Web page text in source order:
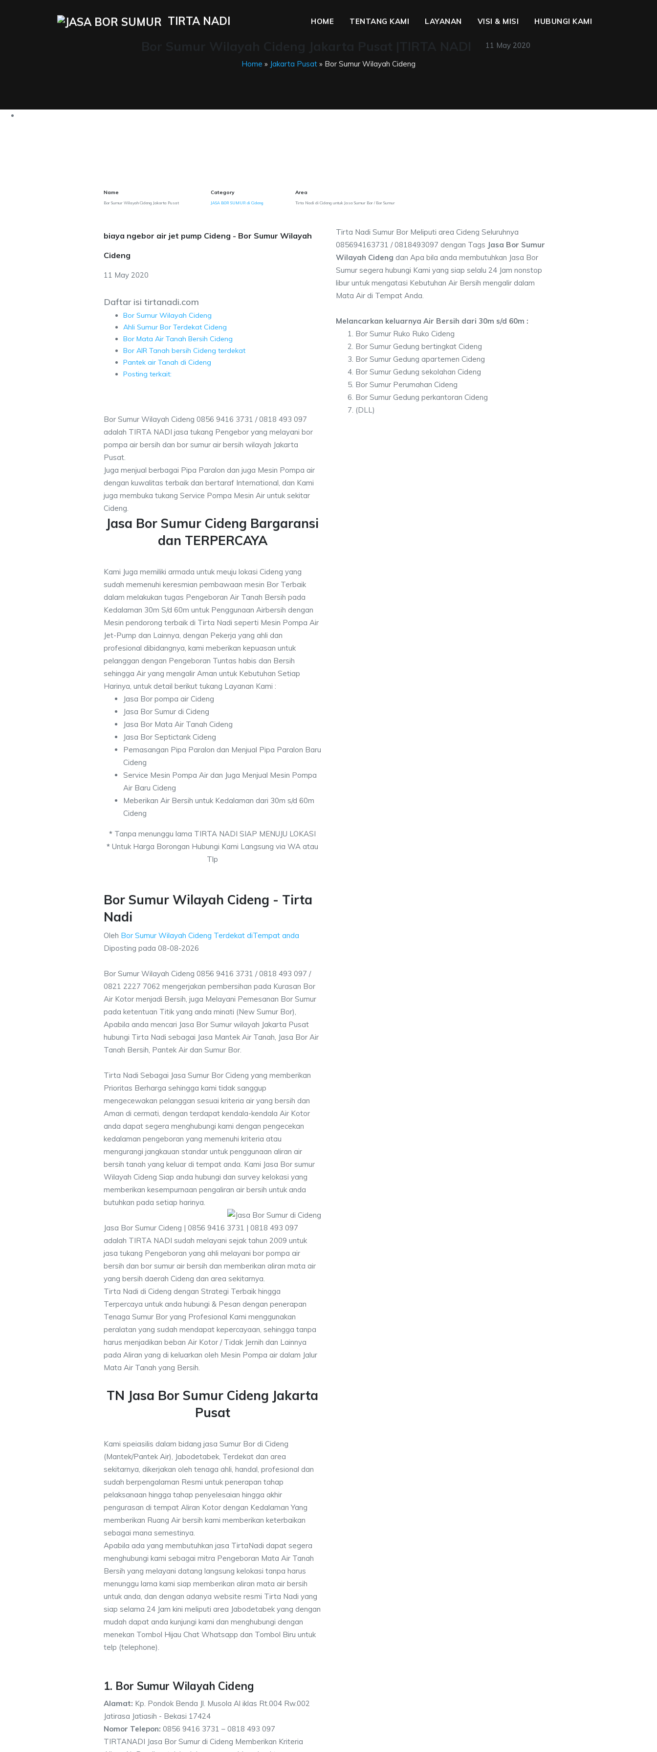
TIRTA NADI HOME TENTANG KAMI LAYANAN VISI & MISI HUBUNGI KAMI
11 May 2020
Home » Jakarta Pusat » Bor Sumur Wilayah Cideng
Name
Bor Sumur Wilayah Cideng Jakarta Pusat
Category
JASA BOR SUMUR di Cideng
Area
Tirta Nadi di Cideng untuk Jasa Sumur Bor / Bor Sumur
biaya ngebor air jet pump Cideng - Bor Sumur Wilayah
Cideng
11 May 2020
Daftar isi tirtanadi.com
Bor Sumur Wilayah Cideng
Ahli Sumur Bor Terdekat Cideng
Bor Mata Air Tanah Bersih Cideng
Bor AIR Tanah bersih Cideng terdekat
Pantek air Tanah di Cideng
Posting terkait:
Bor Sumur Wilayah Cideng 0856 9416 3731 / 0818 493 097
adalah TIRTA NADI jasa tukang Pengebor yang melayani bor
pompa air bersih dan bor sumur air bersih wilayah Jakarta
Pusat.
Juga menjual berbagai Pipa Paralon dan juga Mesin Pompa air
dengan kuwalitas terbaik dan bertaraf International, dan Kami
juga membuka tukang Service Pompa Mesin Air untuk sekitar
Cideng.
Jasa Bor Sumur Cideng Bargaransi
dan TERPERCAYA
Tirta Nadi Sumur Bor Meliputi area Cideng Seluruhnya
085694163731 / 0818493097 dengan Tags Jasa Bor Sumur
Wilayah Cideng dan Apa bila anda membutuhkan Jasa Bor
Sumur segera hubungi Kami yang siap selalu 24 Jam nonstop
libur untuk mengatasi Kebutuhan Air Bersih mengalir dalam
Mata Air di Tempat Anda.
Melancarkan keluarnya Air Bersih dari 30m s/d 60m :
Bor Sumur Ruko Ruko Cideng
Bor Sumur Gedung bertingkat Cideng
Bor Sumur Gedung apartemen Cideng
Bor Sumur Gedung sekolahan Cideng
Bor Sumur Perumahan Cideng
Bor Sumur Gedung perkantoran Cideng
(DLL)
Kami Juga memiliki armada untuk meuju lokasi Cideng yang
sudah memenuhi keresmian pembawaan mesin Bor Terbaik
dalam melakukan tugas Pengeboran Air Tanah Bersih pada
Kedalaman 30m S/d 60m untuk Penggunaan Airbersih dengan
Mesin pendorong terbaik di Tirta Nadi seperti Mesin Pompa Air
Jet-Pump dan Lainnya, dengan Pekerja yang ahli dan
profesional dibidangnya, kami meberikan kepuasan untuk
pelanggan dengan Pengeboran Tuntas habis dan Bersih
sehingga Air yang mengalir Aman untuk Kebutuhan Setiap
Harinya, untuk detail berikut tukang Layanan Kami :
Jasa Bor pompa air Cideng
Jasa Bor Sumur di Cideng
Jasa Bor Mata Air Tanah Cideng
Jasa Bor Septictank Cideng
Pemasangan Pipa Paralon dan Menjual Pipa Paralon Baru
Cideng
Service Mesin Pompa Air dan Juga Menjual Mesin Pompa
Air Baru Cideng
Meberikan Air Bersih untuk Kedalaman dari 30m s/d 60m
Cideng
* Tanpa menunggu lama TIRTA NADI SIAP MENUJU LOKASI
* Untuk Harga Borongan Hubungi Kami Langsung via WA atau
Tlp
Bor Sumur Wilayah Cideng - Tirta
Nadi
Oleh Bor Sumur Wilayah Cideng Terdekat diTempat anda
Diposting pada 08-08-2026
Bor Sumur Wilayah Cideng 0856 9416 3731 / 0818 493 097 /
0821 2227 7062 mengerjakan pembersihan pada Kurasan Bor
Air Kotor menjadi Bersih, juga Melayani Pemesanan Bor Sumur
pada ketentuan Titik yang anda minati (New Sumur Bor),
Apabila anda mencari Jasa Bor Sumur wilayah Jakarta Pusat
hubungi Tirta Nadi sebagai Jasa Mantek Air Tanah, Jasa Bor Air
Tanah Bersih, Pantek Air dan Sumur Bor.
Tirta Nadi Sebagai Jasa Sumur Bor Cideng yang memberikan
Prioritas Berharga sehingga kami tidak sanggup
mengecewakan pelanggan sesuai kriteria air yang bersih dan
Aman di cermati, dengan terdapat kendala-kendala Air Kotor
anda dapat segera menghubungi kami dengan pengecekan
kedalaman pengeboran yang memenuhi kriteria atau
mengurangi jangkauan standar untuk penggunaan aliran air
bersih tanah yang keluar di tempat anda. Kami Jasa Bor sumur
Wilayah Cideng Siap anda hubungi dan survey kelokasi yang
memberikan kesempurnaan pengaliran air bersih untuk anda
butuhkan pada setiap harinya.
Jasa Bor Sumur Cideng | 0856 9416 3731 | 0818 493 097
adalah TIRTA NADI sudah melayani sejak tahun 2009 untuk
jasa tukang Pengeboran yang ahli melayani bor pompa air
bersih dan bor sumur air bersih dan memberikan aliran mata air
yang bersih daerah Cideng dan area sekitarnya.
Tirta Nadi di Cideng dengan Strategi Terbaik hingga
Terpercaya untuk anda hubungi & Pesan dengan penerapan
Tenaga Sumur Bor yang Profesional Kami menggunakan
peralatan yang sudah mendapat kepercayaan, sehingga tanpa
harus menjadikan beban Air Kotor / Tidak Jernih dan Lainnya
pada Aliran yang di keluarkan oleh Mesin Pompa air dalam Jalur
Mata Air Tanah yang Bersih.
TN Jasa Bor Sumur Cideng Jakarta
Pusat
Kami speiasilis dalam bidang jasa Sumur Bor di Cideng
(Mantek/Pantek Air), Jabodetabek, Terdekat dan area
sekitarnya, dikerjakan oleh tenaga ahli, handal, profesional dan
sudah berpengalaman Resmi untuk penerapan tahap
pelaksanaan hingga tahap penyelesaian hingga akhir
pengurasan di tempat Aliran Kotor dengan Kedalaman Yang
memberikan Ruang Air bersih kami memberikan keterbaikan
sebagai mana semestinya.
Apabila ada yang membutuhkan jasa TirtaNadi dapat segera
menghubungi kami sebagai mitra Pengeboran Mata Air Tanah
Bersih yang melayani datang langsung kelokasi tanpa harus
menunggu lama kami siap memberikan aliran mata air bersih
untuk anda, dan dengan adanya website resmi Tirta Nadi yang
siap selama 24 Jam kini meliputi area Jabodetabek yang dengan
mudah dapat anda kunjungi kami dan menghubungi dengan
menekan Tombol Hijau Chat Whatsapp dan Tombol Biru untuk
telp (telephone).
1. Bor Sumur Wilayah Cideng
Alamat: Kp. Pondok Benda Jl. Musola Al iklas Rt.004 Rw.002
Jatirasa Jatiasih - Bekasi 17424
Nomor Telepon: 0856 9416 3731 – 0818 493 097
TIRTANADI Jasa Bor Sumur di Cideng Memberikan Kriteria